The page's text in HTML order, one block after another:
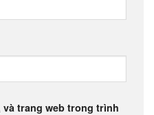
trang web trong trình